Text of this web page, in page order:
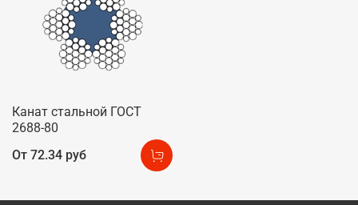
Канат стальной ГОСТ
2688-80
От 72.34 руб